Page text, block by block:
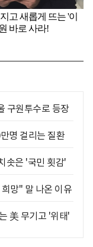
구원투수로 등장
명 걸리는 질환
솟은 '국민 횟감'
망" 말 나온 이유
美 무기고 '위태'